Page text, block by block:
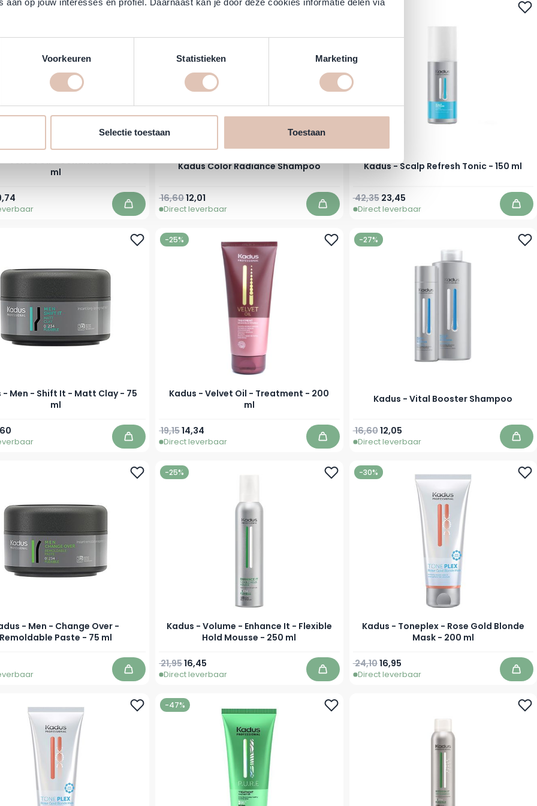
Voorkeuren Statistieken Marketing
Selectie toestaan Toestaan
- Velvet Oil - Conditioner - 250
ml
prijs
In winkelwagen
-28%
Kadus Color Radiance Shampoo
Vanaf
12,01
Normale prijs
16,60
Direct leverbaar In winkelwagen
-45%
Kadus - Scalp Refresh Tonic - 150 ml
Speciale prijs
23,45
Normale prijs
42,35
Direct leverbaar In
- Men - Shift It - Matt Clay - 75
ml
prijs
In winkelwagen
-25%
Kadus - Velvet Oil - Treatment - 200
ml
Speciale prijs
14,34
Normale prijs
19,15
Direct leverbaar In winkelwagen
-27%
Kadus - Vital Booster Shampoo
Vanaf
12,05
Normale prijs
16,60
Direct leverbaar In
- Men - Change Over -
Remoldable Paste - 75 ml
In winkelwagen
-25%
Kadus - Volume - Enhance It - Flexible
Hold Mousse - 250 ml
Speciale prijs
16,45
Normale prijs
21,95
Direct leverbaar In winkelwagen
-30%
Kadus - Toneplex - Rose Gold Blonde
Mask - 200 ml
Speciale prijs
16,95
Normale prijs
24,10
Direct leverbaar In
-47%